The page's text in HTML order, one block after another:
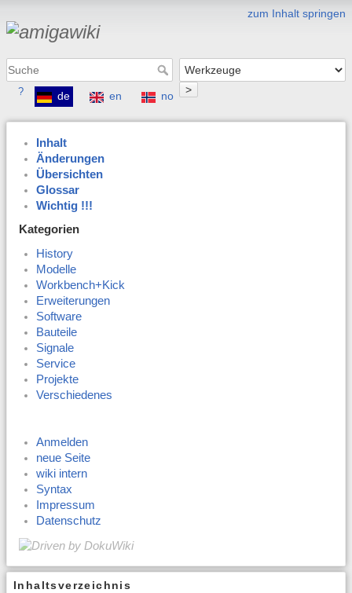
zum Inhalt springen
>
? de en no
Inhalt
Änderungen
Übersichten
Glossar
Wichtig !!!
Kategorien
History
Modelle
Workbench+Kick
Erweiterungen
Software
Bauteile
Signale
Service
Projekte
Verschiedenes
Anmelden
neue Seite
wiki intern
Syntax
Impressum
Datenschutz
Inhaltsverzeichnis